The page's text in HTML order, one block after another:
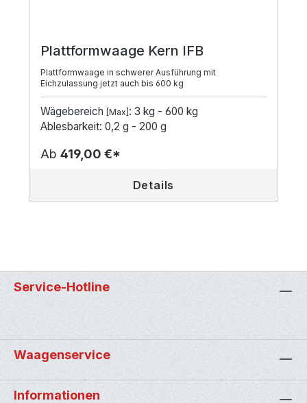
Plattformwaage Kern IFB
Plattformwaage in schwerer Ausführung mit
Eichzulassung jetzt auch bis 600 kg
Wägebereich [Max] : 3 kg - 600 kg
Ablesbarkeit: 0,2 g - 200 g
Ab 419,00 €*
Details
Service-Hotline
Waagenservice
Informationen